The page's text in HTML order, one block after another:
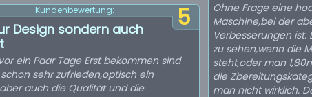
5
Kundenbewertung:
Design sondern auch
ein Paar Tage Erst bekommen sind
sehr zufrieden,optisch ein
auch die Qualität und die
Ohne Frage eine
Maschine,bei der
Verbesserungen ist.
zu sehen,wenn die
steht,oder man
die
man nicht wirklich.